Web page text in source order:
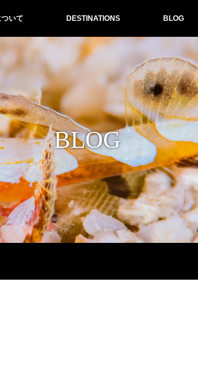
いて DESTINATIONS BLOG
BLOG